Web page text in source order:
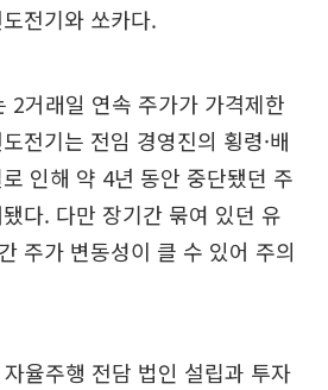
전기와 쏘카다.
2거래일 연속 주가가 가격제한
전기는 전임 경영진의 횡령·배
인해 약 4년 동안 중단됐던 주
다. 다만 장기간 묶여 있던 유
주가 변동성이 클 수 있어 주의
율주행 전담 법인 설립과 투자